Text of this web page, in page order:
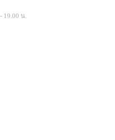
19.00 น.